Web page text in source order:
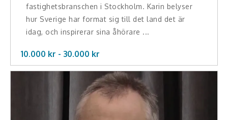
fastighetsbranschen i Stockholm. Karin belyser
hur Sverige har format sig till det land det är
idag, och inspirerar sina åhörare ...
10.000 kr - 30.000 kr